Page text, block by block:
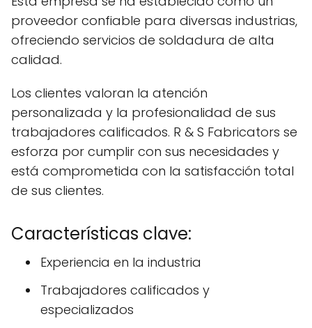
proveedor confiable para diversas industrias,
ofreciendo servicios de soldadura de alta
calidad.
Los clientes valoran la atención
personalizada y la profesionalidad de sus
trabajadores calificados. R & S Fabricators se
esforza por cumplir con sus necesidades y
está comprometida con la satisfacción total
de sus clientes.
Características clave:
Experiencia en la industria
Trabajadores calificados y
especializados